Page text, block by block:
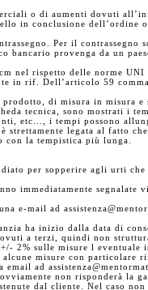
o di aumenti dovuti
in conclusione dell’ordine
Per il contrassegno
bancario provenga da un
nel rispetto delle norme UNI
in rif. Dell’articolo 59
di misura in misura e
tecnica, sono mostrati i
etc..., i tempi possono
strettamente legata al fatto
con la tempistica più lunga.
per sopperire agli urti
immediatamente segnalate
e-mail ad
ha inizio dalla data di
a terzi, quindi non
2% sulle misure l eventuale
misure con particolare
ad
non risponderà la
dal cliente. Nel caso non